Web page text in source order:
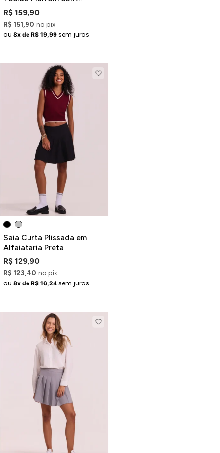
Degradê
R$ 159,90
R$ 151,90 no pix
ou 8x de R$ 19,99 sem juros
Saia Curta Plissada em
Alfaiataria Preta
R$ 129,90
R$ 123,40 no pix
ou 8x de R$ 16,24 sem juros